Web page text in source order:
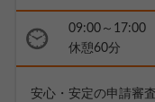
09:00～17:00
休憩60分
安心・安定の申請審